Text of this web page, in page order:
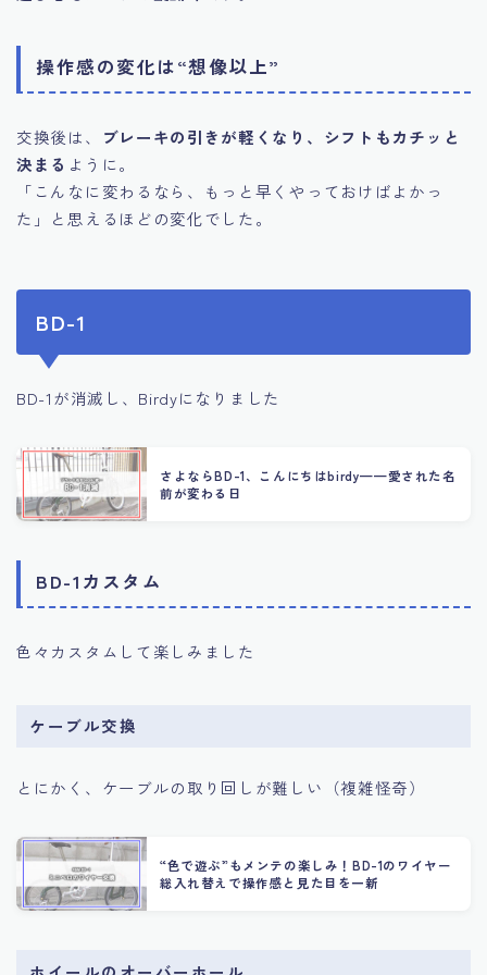
操作感の変化は“想像以上”
交換後は、
ブレーキの引きが軽くなり、シフトもカチッと
決まる ように。
「こんなに変わるなら、もっと早くやっておけばよかっ
た」と思えるほどの変化でした。
BD-1
BD-1が消滅し、Birdyになりました
さよならBD-1、こんにちはbirdy——愛された名
前が変わる日
BD-1カスタム
色々カスタムして楽しみました
ケーブル交換
とにかく、ケーブルの取り回しが難しい（複雑怪奇）
“色で遊ぶ”もメンテの楽しみ！BD-1のワイヤー
総入れ替えで操作感と見た目を一新